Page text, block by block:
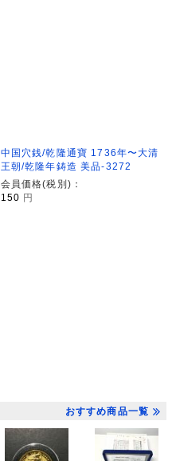
中国穴銭/乾隆通寶 1736年〜大清
王朝/乾隆年鋳造 美品-3272
会員価格(税別)：
150 円
おすすめ商品一覧